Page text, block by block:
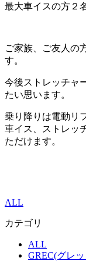
最大車イスの方２
ご家族、ご友人の
す。
今後ストレッチャ
たい思います。
乗り降りは電動リ
車イス、ストレッ
ただけます。
ALL
カテゴリ
ALL
GREC(グレ